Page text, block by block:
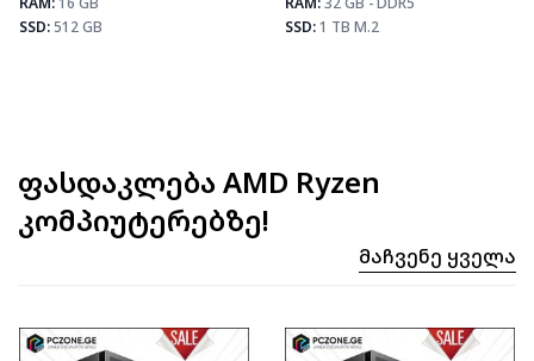
Fortnite
306
SSD:512 GB
Fortnite
228
SSD:1 TB M.2
ფასდაკლება AMD Ryzen
კომპიუტერებზე!
Მაჩვენე Ყველა